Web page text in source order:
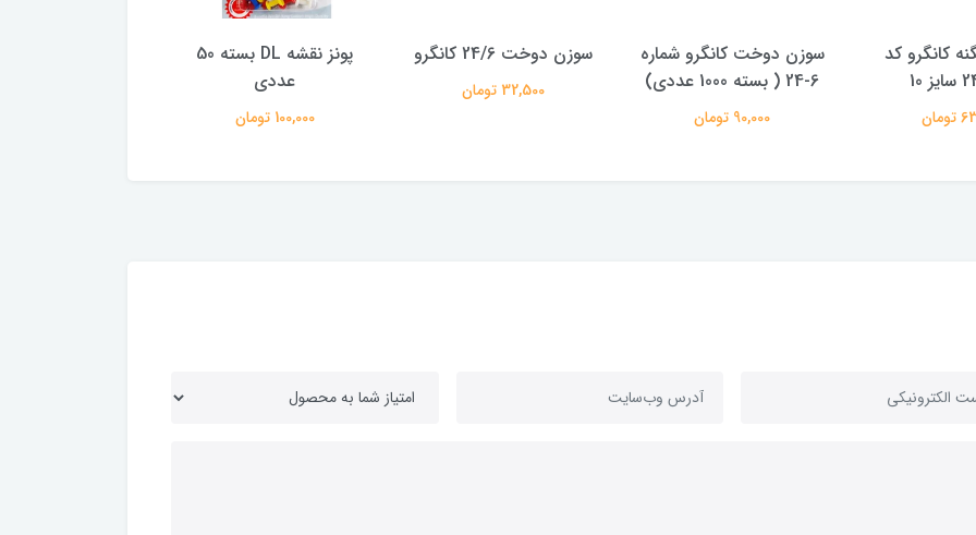
کانگرو کد
10
سوزن دوخت کانگرو شماره
6-24 ( بسته 1000 عددی)
90,000 تومان
سوزن دوخت 24/6 کانگرو
32,500 تومان
پونز نقشه DL بسته 50
عددی
100,000 تومان